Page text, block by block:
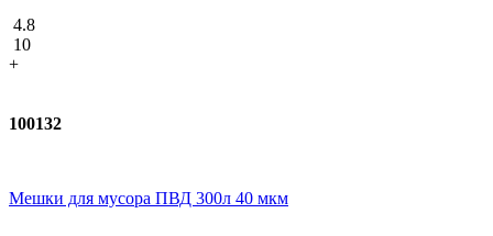
4.8
10
+
100132
Мешки для мусора ПВД 300л 40 мкм